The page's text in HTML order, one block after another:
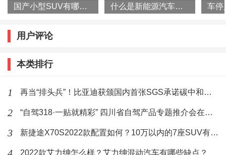
标签： 空调
作者最新文章
会暨赛道嘉年华在浙江国际赛车场盛大
共推出2款配置版型，官方指导价13.79
(64)人喜欢 2025-06-20
5月31日，第29届粤港澳车展首日，
国产小型SUV有哪些？2022款瑞虎3x怎么样？ 什么是新能源汽车？国家为什么要大力发展新能源汽车？
用户评论
本类排行
1 再当“排头兵”！比亚迪获颁国内首张SGS承诺碳中和符合声明证书
2 “自驾318·一贴就精彩” 四川省自驾产品专题推介会在杭州举行
3 新捷途X70S2022款配置如何？10万以内的7座SUV有哪些？
2022款艾力绅怎么样？艾力绅混动汽车有哪些缺点？